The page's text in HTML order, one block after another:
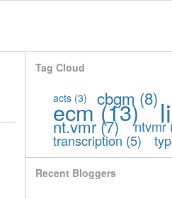
Tag Cloud
acts(3) cbgm (8)
ecm(13)
nt.vmr(7) ntvmr
transcription (5)
Recent Bloggers